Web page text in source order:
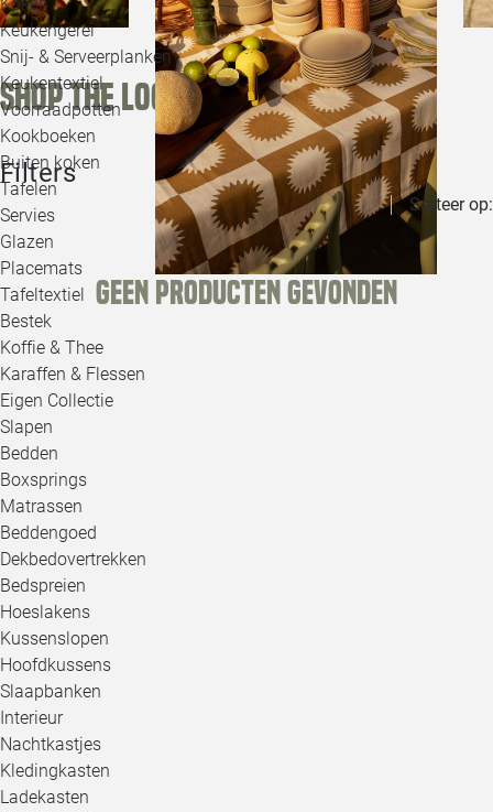
Keukengerei
Snij- & Serveerplanken
Keukentextiel
Voorraadpotten
Kookboeken
Buiten koken
Tafelen
Servies
Glazen
Placemats
Tafeltextiel
Bestek
Koffie & Thee
Karaffen & Flessen
Eigen Collectie
Slapen
Bedden
Boxsprings
Matrassen
Beddengoed
Dekbedovertrekken
Bedspreien
Hoeslakens
Kussenslopen
Hoofdkussens
Slaapbanken
Interieur
Nachtkastjes
Kledingkasten
Ladekasten
Shop the look
Filters
Sorteer op:
Geen producten gevonden